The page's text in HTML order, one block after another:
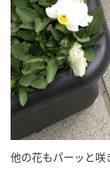
他の花もパーッと咲